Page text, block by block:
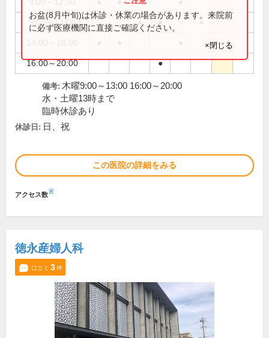
9:00～13:00 ● ● ●
16:00～20:00 ●
お盆(8月中旬)は休診・休業の場合があります。来院前
に必ず医療機関に直接ご確認ください。
×閉じる
備考: 木曜9:00～13:00 16:00～20:00
水・土曜13時まで
臨時休診あり
休診日: 日、祝
この医院の詳細をみる
アクセス数※
徳永産婦人科
口コミ 3件